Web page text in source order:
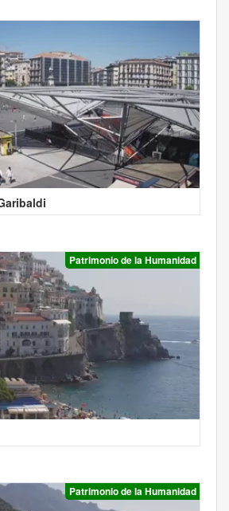
Patrimonio de la Humanidad
Patrimonio de la Humanidad